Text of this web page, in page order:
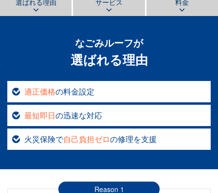
選ばれる理由 サービス 料金
なごみルーフが
選ばれる理由
適正価格の料金設定
最短即日の迅速な対応
火災保険で自己負担ゼロの修理を支援
Reason 1